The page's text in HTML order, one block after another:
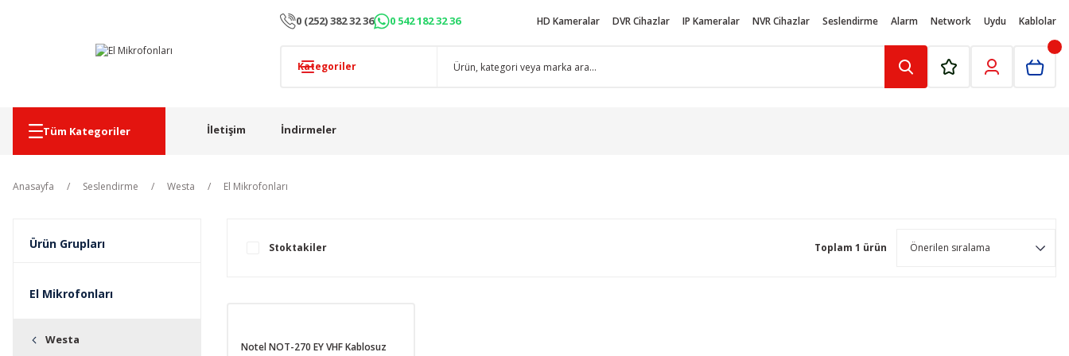
0 (252) 382 32 36 0 542 182 32 36 HD Kameralar DVR Cihazlar IP Kameralar NVR Cihazlar Seslendirme Alarm Network Uydu Kablolar
Tüm Kategoriler İletişim İndirmeler
Anasayfa Seslendirme Westa El Mikrofonları
Ürün Grupları
El Mikrofonları
Westa
Stoktakiler Toplam 1 ürün
Notel NOT-270 EY VHF Kablosuz